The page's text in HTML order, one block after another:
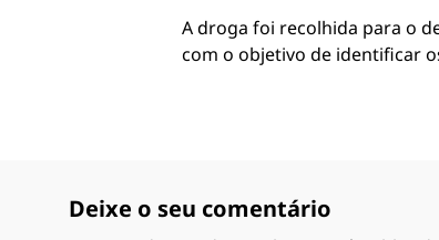
A droga foi recolhida para o
com o objetivo de identificar
Deixe o seu comentário